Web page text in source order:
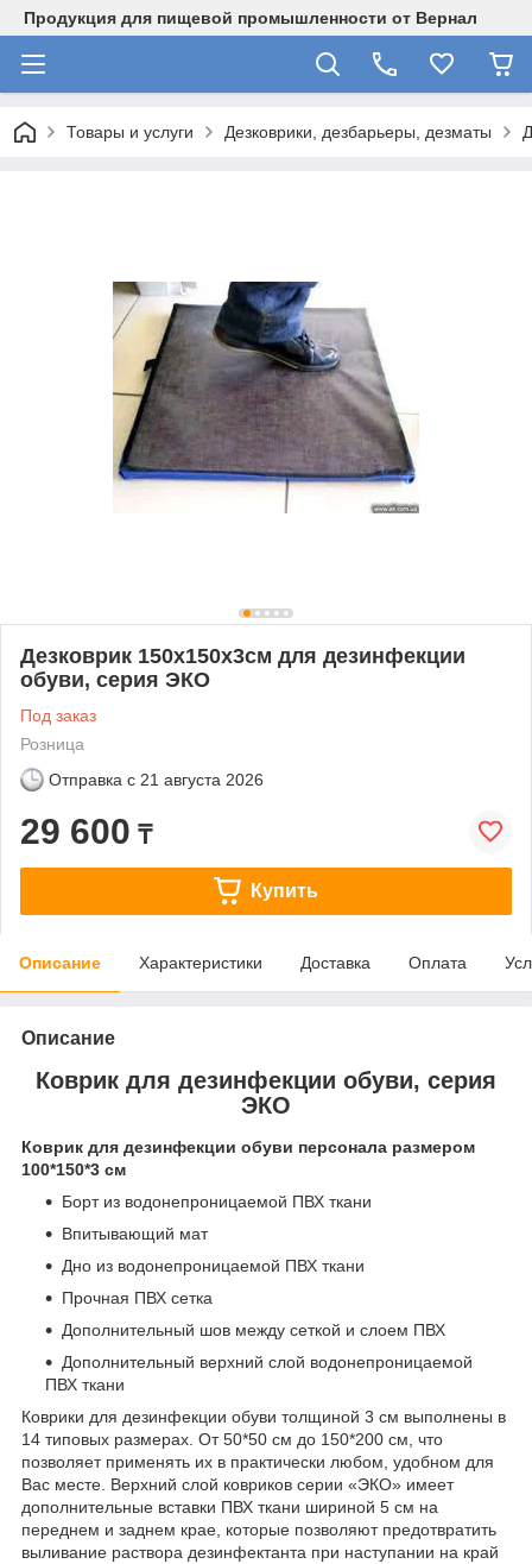
Продукция для пищевой промышленности от Вернал
Товары и услуги Дезковрики, дезбарьеры, дезматы
Дезковрик 150x150x3см для дезинфекции
обуви, серия ЭКО
Под заказ
Розница
Отправка с 21 августа 2026
29 600 ₸
Купить
Описание Характеристики Доставка Оплата
Описание
Коврик для дезинфекции обуви, серия
ЭКО
Коврик для дезинфекции обуви персонала размером
100*150*3 см
Борт из водонепроницаемой ПВХ ткани
Впитывающий мат
Дно из водонепроницаемой ПВХ ткани
Прочная ПВХ сетка
Дополнительный шов между сеткой и слоем ПВХ
Дополнительный верхний слой водонепроницаемой
ПВХ ткани
Коврики для дезинфекции обуви толщиной 3 см выполнены в
14 типовых размерах. От 50*50 см до 150*200 см, что
позволяет применять их в практически любом, удобном для
Вас месте. Верхний слой ковриков серии «ЭКО» имеет
дополнительные вставки ПВХ ткани шириной 5 см на
переднем и заднем крае, которые позволяют предотвратить
выливание раствора дезинфектанта при наступании на край